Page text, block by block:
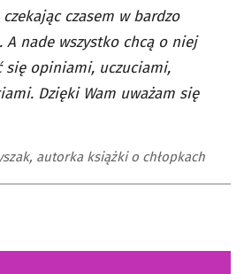
czasem w bardzo
A nade wszystko chcą o niej
się opiniami, uczuciami,
Dzięki Wam uważam się
autorka książki o chłopkach